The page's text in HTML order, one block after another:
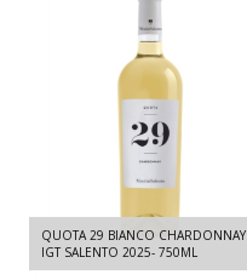
QUOTA 29 BIANCO CHARDONNAY
IGT SALENTO 2025- 750ML